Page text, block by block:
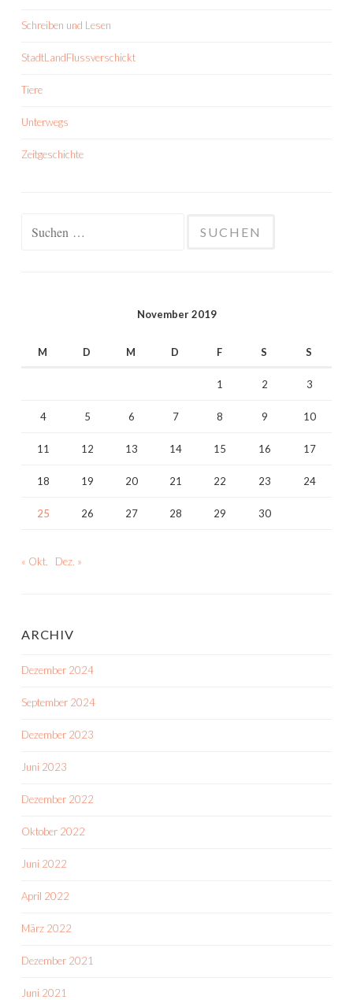
Schreiben und Lesen
StadtLandFlussverschickt
Tiere
Unterwegs
Zeitgeschichte
November 2019
M D M D F S S
1 2 3
4 5 6 7 8 9 10
11 12 13 14 15 16 17
18 19 20 21 22 23 24
25 26 27 28 29 30
« Okt. Dez. »
ARCHIV
Dezember 2024
September 2024
Dezember 2023
Juni 2023
Dezember 2022
Oktober 2022
Juni 2022
April 2022
März 2022
Dezember 2021
Juni 2021